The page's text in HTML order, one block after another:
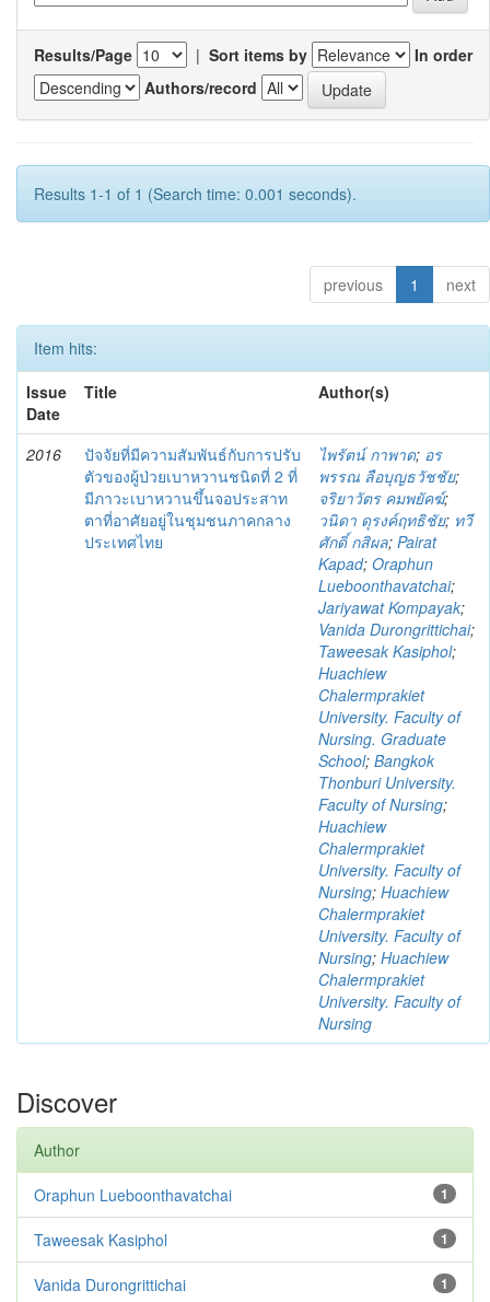
Results/Page | Sort items by
In order
Authors/record
Results 1-1 of 1 (Search time: 0.001 seconds).
previous 1 next
Item hits:
Issue
Date
Title Author(s)
2016
ปัจจัยที่มีความสัมพันธ์กับการปรับ
ตัวของผู้ป่วยเบาหวานชนิดที่ 2 ที่
มีภาวะเบาหวานขึ้นจอประสาท
ตาที่อาศัยอยู่ในชุมชนภาคกลาง
ประเทศไทย
ไพรัตน์ กาพาด; อร
พรรณ ลือบุญธวัชชัย;
จริยาวัตร คมพยัคฆ์;
วนิดา ดุรงค์ฤทธิชัย; ทวี
ศักดิ์ กสิผล; Pairat
Kapad; Oraphun
Lueboonthavatchai;
Jariyawat Kompayak;
Vanida Durongrittichai;
Taweesak Kasiphol;
Huachiew
Chalermprakiet
University. Faculty of
Nursing. Graduate
School; Bangkok
Thonburi University.
Faculty of Nursing;
Huachiew
Chalermprakiet
University. Faculty of
Nursing; Huachiew
Chalermprakiet
University. Faculty of
Nursing; Huachiew
Chalermprakiet
University. Faculty of
Nursing
Discover
Author
1
Oraphun Lueboonthavatchai
1
Taweesak Kasiphol
1
Vanida Durongrittichai